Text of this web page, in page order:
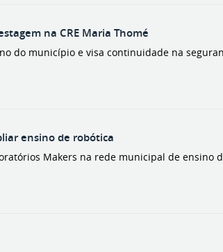
na CRE Maria Thomé
do município e visa continuidade na
ensino de robótica
Makers na rede municipal de ensino